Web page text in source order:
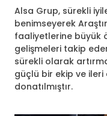
Alsa Grup, sürekli
benimseyerek
faaliyetlerine büyük
gelişmeleri takip
sürekli olarak
güçlü bir ekip ve
donatılmıştır.